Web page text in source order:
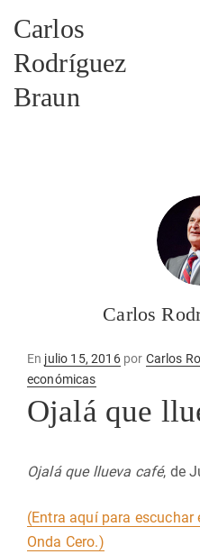
Carlos
Rodríguez
Braun
Carlos
En Publicado
en
julio 15, 2016por Carlos
económicas
Ojalá que
Ojalá que llueva café, de
(Entra aquí para
Onda Cero.)